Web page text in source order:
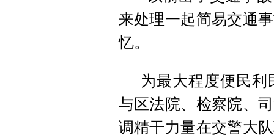
来处理一起简易交通
忆。
为最大程度便民
与区法院、检察院、
调精干力量在交警大